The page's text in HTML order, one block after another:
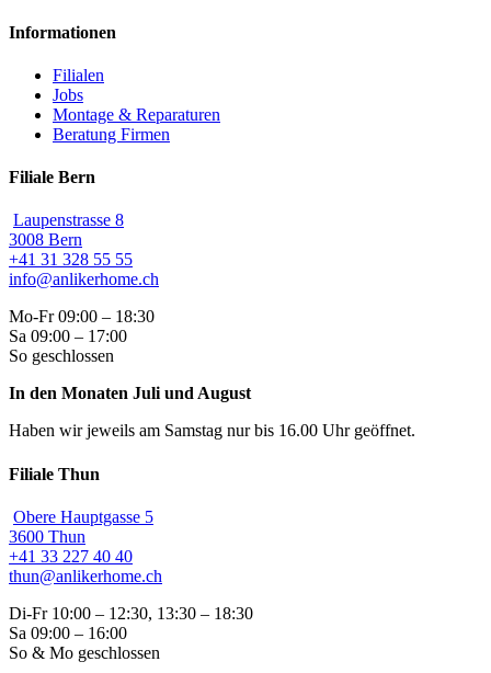
Informationen
Filialen
Jobs
Montage & Reparaturen
Beratung Firmen
Filiale Bern
Laupenstrasse 8
3008 Bern
+41 31 328 55 55
info@anlikerhome.ch
Mo-Fr 09:00 – 18:30
Sa 09:00 – 17:00
So geschlossen
In den Monaten Juli und August
Haben wir jeweils am Samstag nur bis 16.00 Uhr geöffnet.
Filiale Thun
Obere Hauptgasse 5
3600 Thun
+41 33 227 40 40
thun@anlikerhome.ch
Di-Fr 10:00 – 12:30, 13:30 – 18:30
Sa 09:00 – 16:00
So & Mo geschlossen